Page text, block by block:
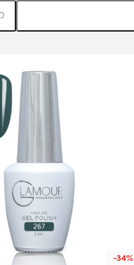
-34%